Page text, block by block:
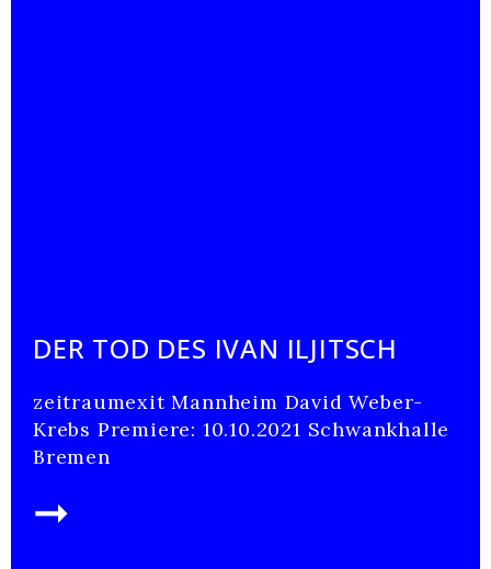
DER TOD DES IVAN ILJITSCH
zeitraumexit Mannheim David Weber-
Krebs Premiere: 10.10.2021 Schwankhalle
Bremen
➞